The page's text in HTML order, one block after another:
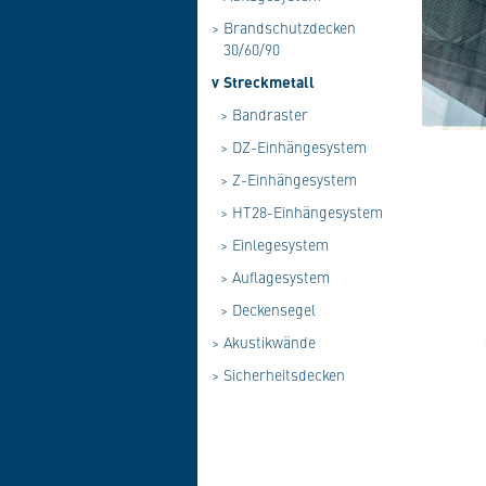
> Brandschutzdecken
30/60/90
v Streckmetall
> Bandraster
> DZ-Einhängesystem
> Z-Einhängesystem
> HT28-Einhängesystem
> Einlegesystem
> Auflagesystem
> Deckensegel
> Akustikwände
> Sicherheitsdecken